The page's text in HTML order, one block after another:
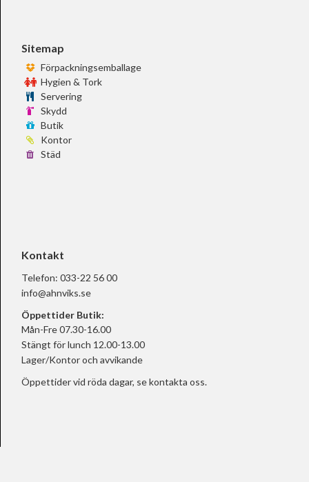
Sitemap
Förpackningsemballage
Hygien & Tork
Servering
Skydd
Butik
Kontor
Städ
Kontakt
Telefon: 033-22 56 00
info@ahnviks.se
Öppettider Butik:
Mån-Fre 07.30-16.00
Stängt för lunch 12.00-13.00
Lager/Kontor och avvikande
Öppettider vid röda dagar, sekontakta oss.